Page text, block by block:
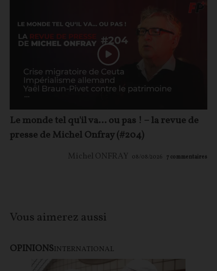
Le monde tel qu'il va… ou pas ! – la revue de
presse de Michel Onfray (#204)
Michel ONFRAY 08/08/2026 7commentaires
Vous aimerez aussi
OPINIONSINTERNATIONAL